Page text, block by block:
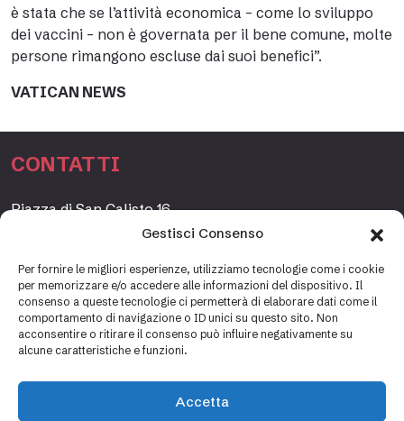
Gestisci Consenso
Per fornire le migliori esperienze, utilizziamo tecnologie come i cookie
per memorizzare e/o accedere alle informazioni del dispositivo. Il
consenso a queste tecnologie ci permetterà di elaborare dati come il
comportamento di navigazione o ID unici su questo sito. Non
acconsentire o ritirare il consenso può influire negativamente su
alcune caratteristiche e funzioni.
Accetta
è stata che se l’attività economica – come lo sviluppo
dei vaccini – non è governata per il bene comune, molte
persone rimangono escluse dai suoi benefici”.
VATICAN NEWS
CONTATTI
Piazza di San Calisto 16,
www.fondazioneetagrande.org
SEGRETERIA
info@fondazioneetagrande.it